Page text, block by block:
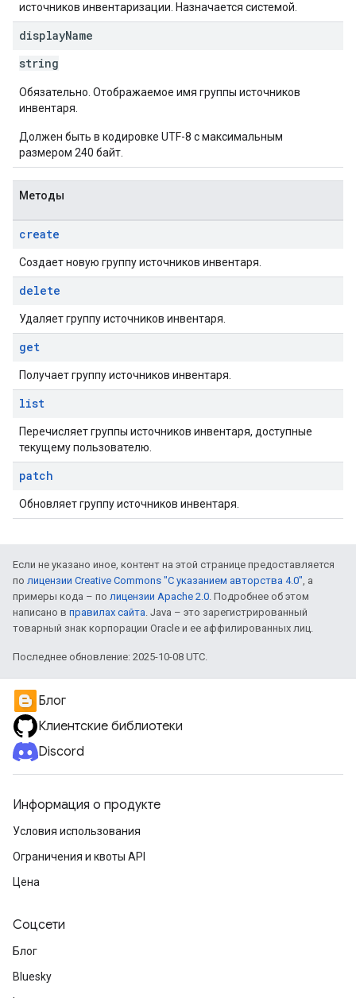
источников инвентаризации. Назначается системой.
displayName
string
Обязательно. Отображаемое имя группы источников
инвентаря.
Должен быть в кодировке UTF-8 с максимальным
размером 240 байт.
Методы
create
Создает новую группу источников инвентаря.
delete
Удаляет группу источников инвентаря.
get
Получает группу источников инвентаря.
list
Перечисляет группы источников инвентаря, доступные
текущему пользователю.
patch
Обновляет группу источников инвентаря.
Если не указано иное, контент на этой странице предоставляется
по лицензии Creative Commons "С указанием авторства 4.0", а
примеры кода – по лицензии Apache 2.0. Подробнее об этом
написано в правилах сайта. Java – это зарегистрированный
товарный знак корпорации Oracle и ее аффилированных лиц.
Последнее обновление: 2025-10-08 UTC.
Блог
Клиентские библиотеки
Discord
Информация о продукте
Условия использования
Ограничения и квоты API
Цена
Соцсети
Блог
Bluesky